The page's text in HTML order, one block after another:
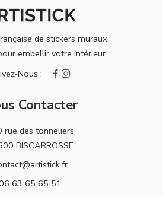
de stickers muraux,
embellir votre intérieur.
Contacter
rue des tonneliers
BISCARROSSE
63 65 65 51